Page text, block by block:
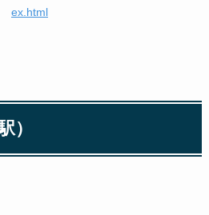
ex.html
）